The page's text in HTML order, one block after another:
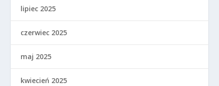
lipiec 2025
czerwiec 2025
maj 2025
kwiecień 2025